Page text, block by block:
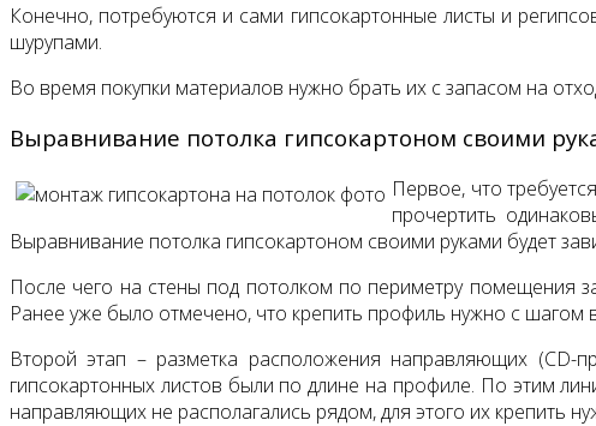
Конечно, потребуются и сами гипсокартонные листы и
шурупами.
Во время покупки материалов нужно брать их с запасом на
Выравнивание потолка гипсокартоном своими
Первое, что
прочертить
Выравнивание потолка гипсокартоном своими руками будет
После чего на стены под потолком по периметру помещения
Ранее уже было отмечено, что крепить профиль нужно с шагом
Второй этап – разметка расположения направляющих
гипсокартонных листов были по длине на профиле. По этим
направляющих не располагались рядом, для этого их крепить